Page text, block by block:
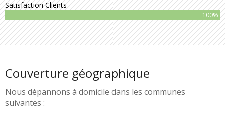
Satisfaction Clients
100%
Couverture géographique
Nous dépannons à domicile dans les communes
suivantes :